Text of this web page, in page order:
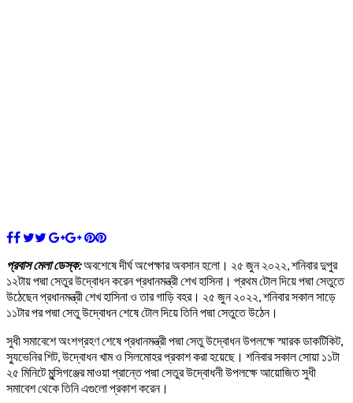
প্রবাস মেলা ডেস্ক:অবশেষে দীর্ঘ অপেক্ষার অবসান হলো। ২৫ জুন ২০২২, শনিবার দুপুর
১২টায় পদ্মা সেতুর উদ্বোধন করেন প্রধানমন্ত্রী শেখ হাসিনা। প্রথম টোল দিয়ে পদ্মা সেতুতে
উঠেছেন প্রধানমন্ত্রী শেখ হাসিনা ও তার গাড়ি বহর। ২৫ জুন ২০২২, শনিবার সকাল সাড়ে
১১টার পর পদ্মা সেতু উদ্বোধন শেষে টোল দিয়ে তিনি পদ্মা সেতুতে উঠেন।
সুধী সমাবেশে অংশগ্রহণ শেষে প্রধানমন্ত্রী পদ্মা সেতু উদ্বোধন উপলক্ষে স্মারক ডাকটিকিট,
স্যুভেনির শিট, উদ্বোধন খাম ও সিলমোহর প্রকাশ করা হয়েছে। শনিবার সকাল সোয়া ১১টা
২৫ মিনিটে মুন্সিগঞ্জের মাওয়া প্রান্তে পদ্মা সেতুর উদ্বোধনী উপলক্ষে আয়োজিত সুধী
সমাবেশ থেকে তিনি এগুলো প্রকাশ করেন।